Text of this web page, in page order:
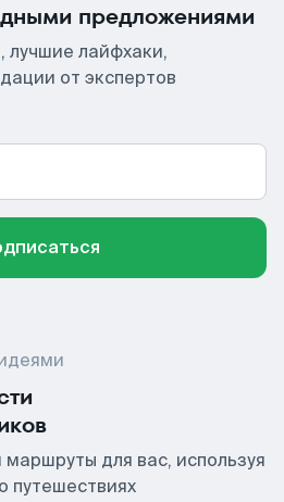
предложениями
лучшие лайфхаки,
от экспертов
для вас, используя
путешествиях